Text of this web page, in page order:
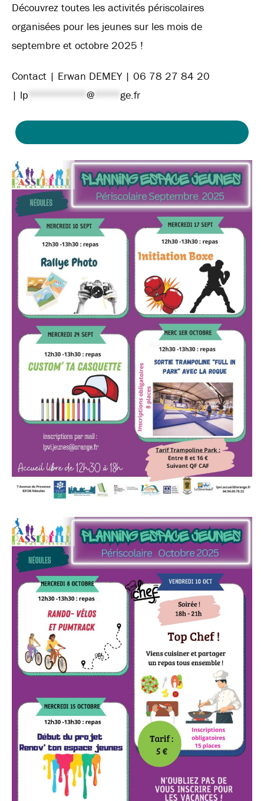
Découvrez toutes les activités périscolaires
organisées pour les jeunes sur les mois de
septembre et octobre 2025 !
Contact | Erwan DEMEY | 06 78 27 84 20
| lp @ ge.fr